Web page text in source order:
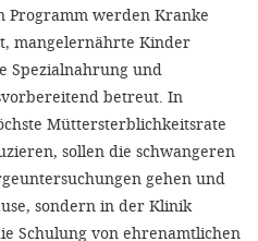
Programm werden Kranke
mangelernährte Kinder
Spezialnahrung und
betreut. In
Müttersterblichkeitsrate
sollen die schwangeren
gehen und
sondern in der Klinik
Schulung von ehrenamtlichen